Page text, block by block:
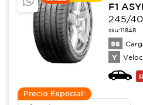
F1
245/40
sku:11848
98
Y
Precio Especial: